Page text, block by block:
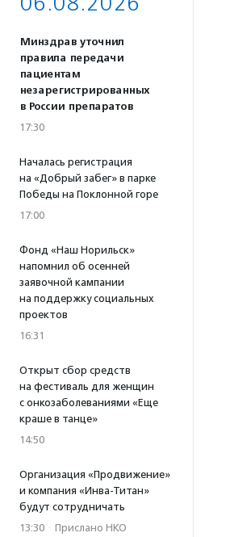
Минздрав уточнил
правила передачи
пациентам
незарегистрированных
в России препаратов
17:30
Началась регистрация
на «Добрый забег» в парке
Победы на Поклонной горе
17:00
Фонд «Наш Норильск»
напомнил об осенней
заявочной кампании
на поддержку социальных
проектов
16:31
Открыт сбор средств
на фестиваль для женщин
с онкозаболеваниями «Еще
краше в танце»
14:50
Организация «Продвижение»
и компания «Инва-Титан»
будут сотрудничать
13:30 · Прислано НКО